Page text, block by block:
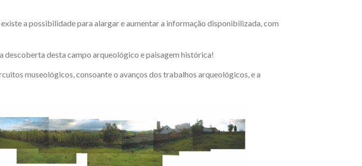
a possibilidade para alargar e aumentar a informação disponibilizada, com
descoberta desta campo arqueológico e paisagem histórica!
museológicos, consoante o avanços dos trabalhos arqueológicos, e a